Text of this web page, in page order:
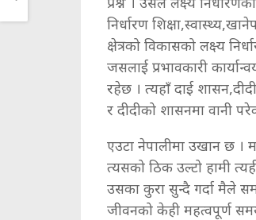
निर्धारण
क्षेत्रको विकासको लक्ष्य
जसलाई प्रभावकारी
रहेछ । त्यहाँ दाई
र दीदीको शासनमा वानी
एउटा नेपालीमा उखान छ ।
त्यसको ठिक उल्टो हामी
उसका कुरा सुन्दै गर्दा मैले
जीवनको केही महत्वपूर्ण